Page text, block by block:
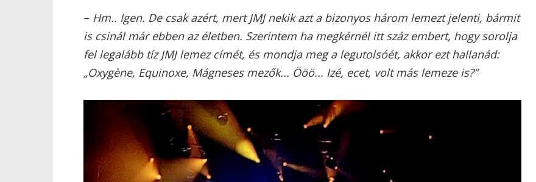
– Hm.. Igen. De csak azért, mert JMJ nekik azt a bizonyos három lemezt jelenti, bármit
is csinál már ebben az életben. Szerintem ha megkérnél itt száz embert, hogy sorolja
fel legalább tíz JMJ lemez címét, és mondja meg a legutolsóét, akkor ezt hallanád:
„Oxygène, Equinoxe, Mágneses mezők... Ööö... Izé, ecet, volt más lemeze is?”